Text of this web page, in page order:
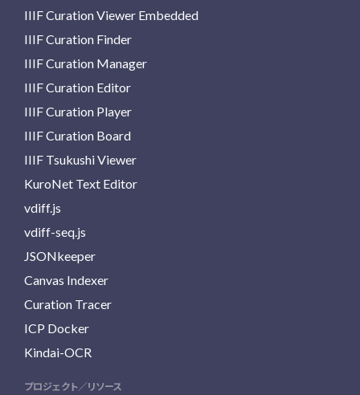
IIIF Curation Viewer Embedded
IIIF Curation Finder
IIIF Curation Manager
IIIF Curation Editor
IIIF Curation Player
IIIF Curation Board
IIIF Tsukushi Viewer
KuroNet Text Editor
vdiff.js
vdiff-seq.js
JSONkeeper
Canvas Indexer
Curation Tracer
ICP Docker
Kindai-OCR
プロジェクト／リソース